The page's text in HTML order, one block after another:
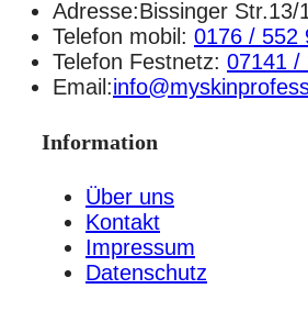
Adresse:Bissinger Str.13/
Telefon mobil: 0176 / 552
Telefon Festnetz: 07141 /
Email:
Information
Über uns
Kontakt
Impressum
Datenschutz